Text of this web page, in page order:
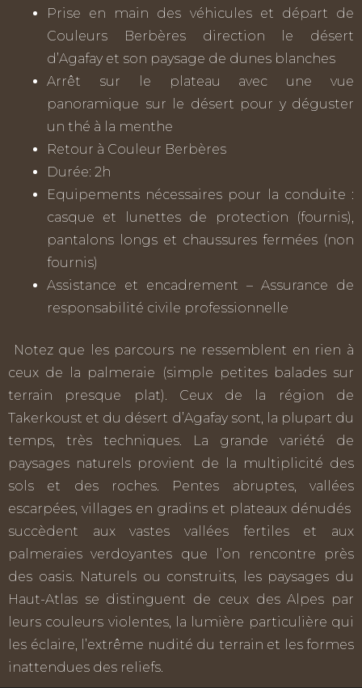
Prise en main des véhicules et départ de
Couleurs Berbères direction le désert
d’Agafay et son paysage de dunes blanches
Arrêt sur le plateau avec une vue
panoramique sur le désert pour y déguster
un thé à la menthe
Retour à Couleur Berbères
Durée: 2h
Equipements nécessaires pour la conduite :
casque et lunettes de protection (fournis),
pantalons longs et chaussures fermées (non
fournis)
Assistance et encadrement – Assurance de
responsabilité civile professionnelle
Notez que les parcours ne ressemblent en rien à
ceux de la palmeraie (simple petites balades sur
terrain presque plat). Ceux de la région de
Takerkoust et du désert d’Agafay sont, la plupart du
temps, très techniques. La grande variété de
paysages naturels provient de la multiplicité des
sols et des roches. Pentes abruptes, vallées
escarpées, villages en gradins et plateaux dénudés
succèdent aux vastes vallées fertiles et aux
palmeraies verdoyantes que l’on rencontre près
des oasis. Naturels ou construits, les paysages du
Haut-Atlas se distinguent de ceux des Alpes par
leurs couleurs violentes, la lumière particulière qui
les éclaire, l’extrême nudité du terrain et les formes
inattendues des reliefs.